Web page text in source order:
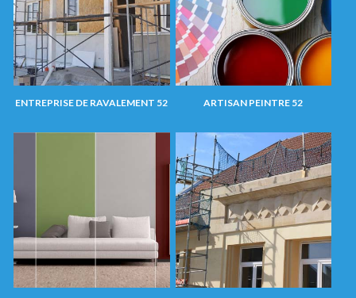
ENTREPRISE DE RAVALEMENT 52 ARTISAN PEINTRE 52